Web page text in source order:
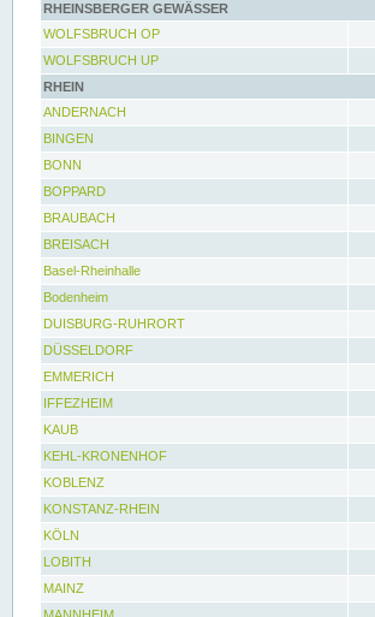
RHEINSBERGER GEWÄSSER
WOLFSBRUCH OP
WOLFSBRUCH UP
RHEIN
ANDERNACH
BINGEN
BONN
BOPPARD
BRAUBACH
BREISACH
Basel-Rheinhalle
Bodenheim
DUISBURG-RUHRORT
DÜSSELDORF
EMMERICH
IFFEZHEIM
KAUB
KEHL-KRONENHOF
KOBLENZ
KONSTANZ-RHEIN
KÖLN
LOBITH
MAINZ